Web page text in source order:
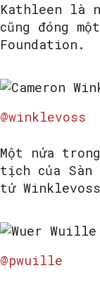
Kathleen là
cũng đóng
Foundation.
@winklevoss
Một nửa
tịch của
tử
@pwuille